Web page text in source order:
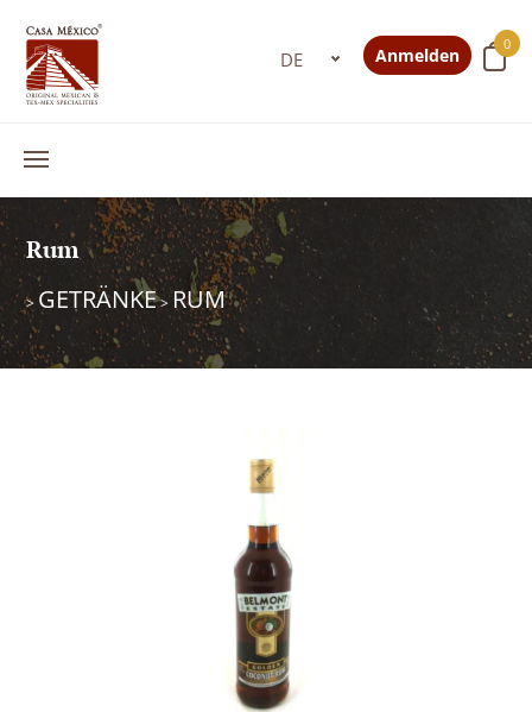
0
Anmelden
Rum
> GETRÄNKE> RUM